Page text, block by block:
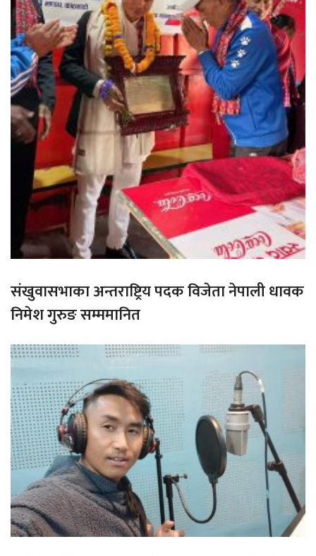
संखुवासभाका अन्तराष्ट्रिय पदक विजेता नेपाली धावक
निमेश गुरुङ सम्ममानित